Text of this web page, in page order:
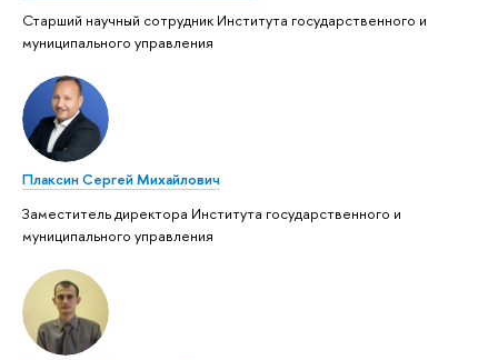
Старший научный сотрудник Института государственного и
муниципального управления
Плаксин Сергей Михайлович
Заместитель директора Института государственного и
муниципального управления